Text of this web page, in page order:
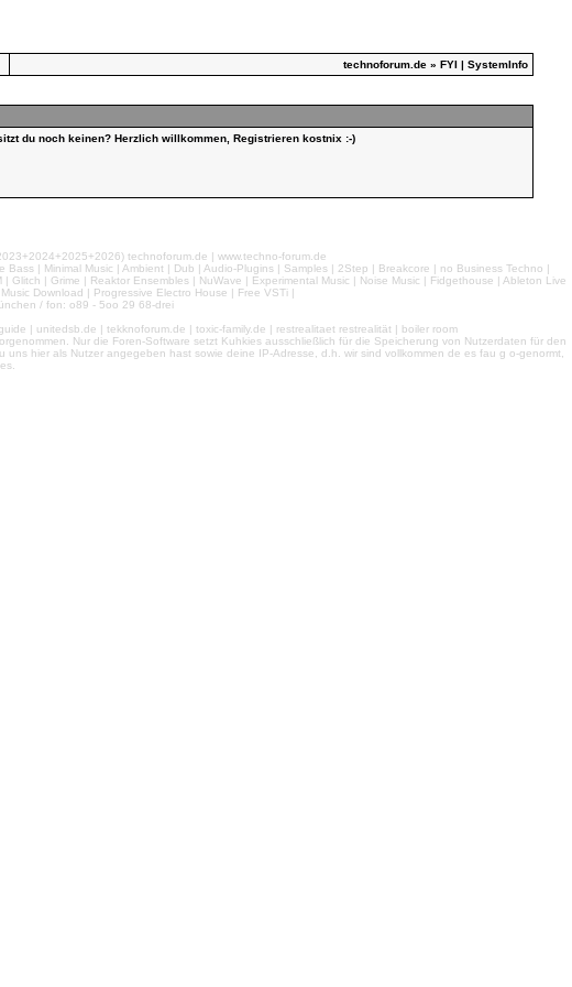
technoforum.de » FYI | SystemInfo
du noch keinen? Herzlich willkommen, Registrieren kostnix :-)
technoforum.de | www.techno-forum.de
| Minimal Music | Ambient | Dub | Audio-Plugins | Samples | 2Step | Breakcore | no Business Techno |
| Grime | Reaktor Ensembles | NuWave | Experimental Music | Noise Music | Fidgethouse | Ableton Live
Download | Progressive Electro House | Free VSTi |
/ fon: o89 - 5oo 29 68-drei
| unitedsb.de | tekknoforum.de | toxic-family.de | restrealitaet restrealität | boiler room
Nur die Foren-Software setzt Kuhkies ausschließlich für die Speicherung von Nutzerdaten für den
hier als Nutzer angegeben hast sowie deine IP-Adresse, d.h. wir sind vollkommen de es fau g o-genormt,